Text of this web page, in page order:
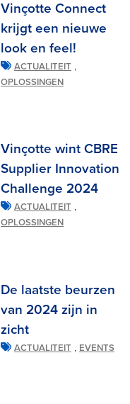
Vinçotte Connect
krijgt een nieuwe
look en feel!
ACTUALITEIT ,
OPLOSSINGEN
Vinçotte wint CBRE
Supplier Innovation
Challenge 2024
ACTUALITEIT ,
OPLOSSINGEN
De laatste beurzen
van 2024 zijn in
zicht
ACTUALITEIT , EVENTS